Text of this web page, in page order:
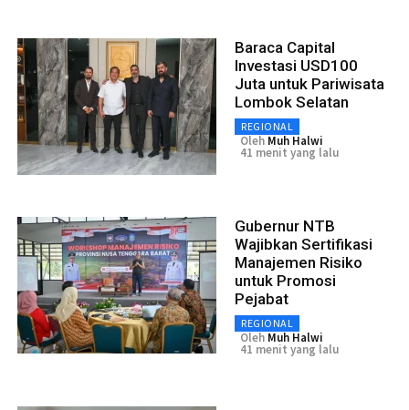
Baraca Capital
Investasi USD100
Juta untuk Pariwisata
Lombok Selatan
REGIONAL
Oleh Muh Halwi
41 menit yang lalu
Gubernur NTB
Wajibkan Sertifikasi
Manajemen Risiko
untuk Promosi
Pejabat
REGIONAL
Oleh Muh Halwi
41 menit yang lalu